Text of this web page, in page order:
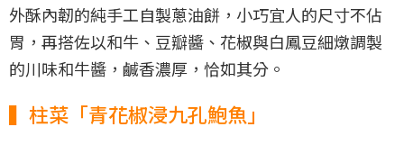
外酥內韌的純手工自製蔥油餅，小巧宜人的尺寸不佔
胃，再搭佐以和牛、豆瓣醬、花椒與白鳳豆細燉調製
的川味和牛醬，鹹香濃厚，恰如其分。
▍柱菜「青花椒浸九孔鮑魚」